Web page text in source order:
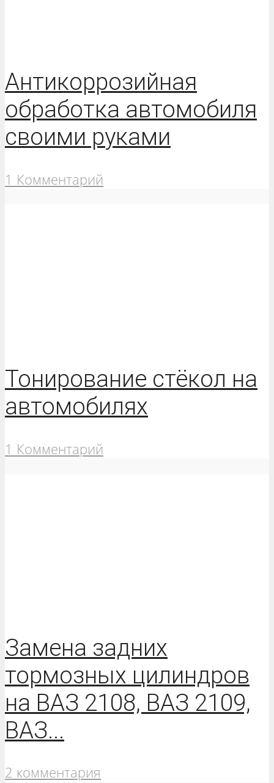
Антикоррозийная
обработка автомобиля
своими руками
1 Комментарий
Тонирование стёкол на
автомобилях
1 Комментарий
Замена задних
тормозных цилиндров
на ВАЗ 2108, ВАЗ 2109,
ВАЗ...
2 комментария